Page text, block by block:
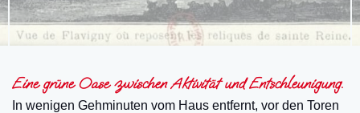
Eine grüne Oase zwischen Aktivität und Entschleunigung.
In wenigen Gehminuten vom Haus entfernt, vor den Toren